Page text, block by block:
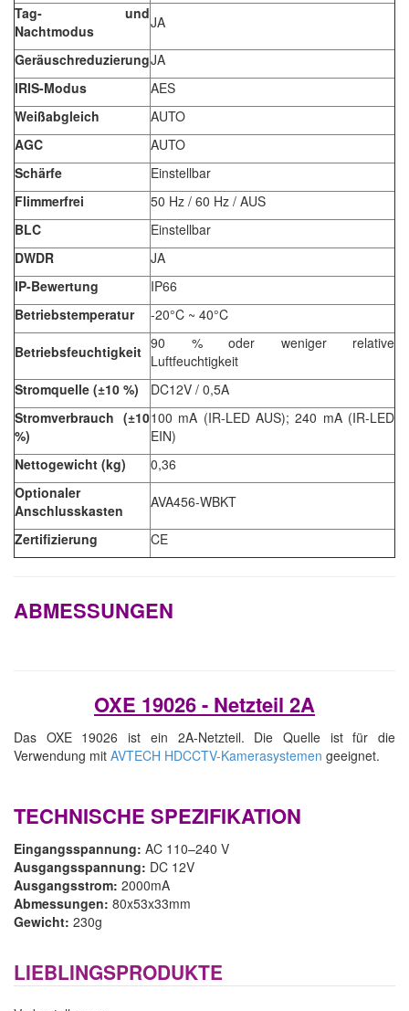
Tag- und
Nachtmodus
JA
GeräuschreduzierungJA
IRIS-Modus
AES
Weißabgleich
AUTO
AGC
AUTO
Schärfe
Einstellbar
Flimmerfrei
50 Hz / 60 Hz / AUS
BLC
Einstellbar
DWDR
JA
IP-Bewertung
IP66
Betriebstemperatur
-20°C ~ 40°C
Betriebsfeuchtigkeit 90 % oder weniger relative
Luftfeuchtigkeit
Stromquelle (±10 %)
DC12V / 0,5A
Stromverbrauch (±10
%)
100 mA (IR-LED AUS); 240 mA (IR-LED
EIN)
Nettogewicht (kg)
0,36
Optionaler
Anschlusskasten
AVA456-WBKT
Zertifizierung CE
ABMESSUNGEN
OXE 19026 - Netzteil 2A
Das OXE 19026 ist ein 2A-Netzteil. Die Quelle ist für die
Verwendung mit AVTECH HDCCTV-Kamerasystemen geeignet.
TECHNISCHE SPEZIFIKATION
Eingangsspannung: AC 110–240 V
Ausgangsspannung: DC 12V
Ausgangsstrom: 2000mA
Abmessungen: 80x53x33mm
Gewicht: 230g
LIEBLINGSPRODUKTE